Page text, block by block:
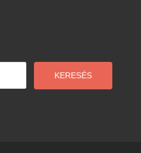
KERESÉS